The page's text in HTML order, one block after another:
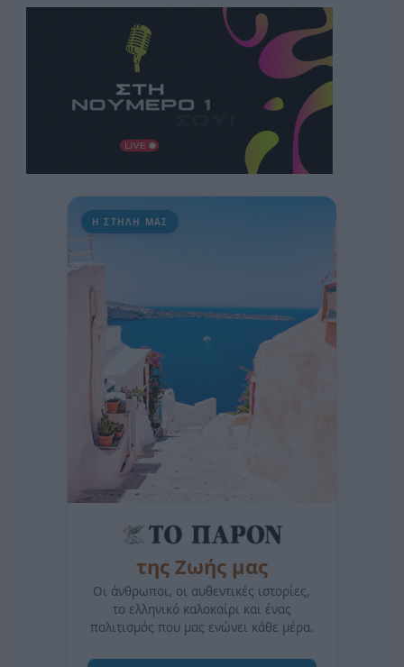
Η ΣΤΗΛΗ ΜΑΣ
της Ζωής μας
Οι άνθρωποι, οι αυθεντικές ιστορίες,
το ελληνικό καλοκαίρι και ένας
πολιτισμός που μας ενώνει κάθε μέρα.